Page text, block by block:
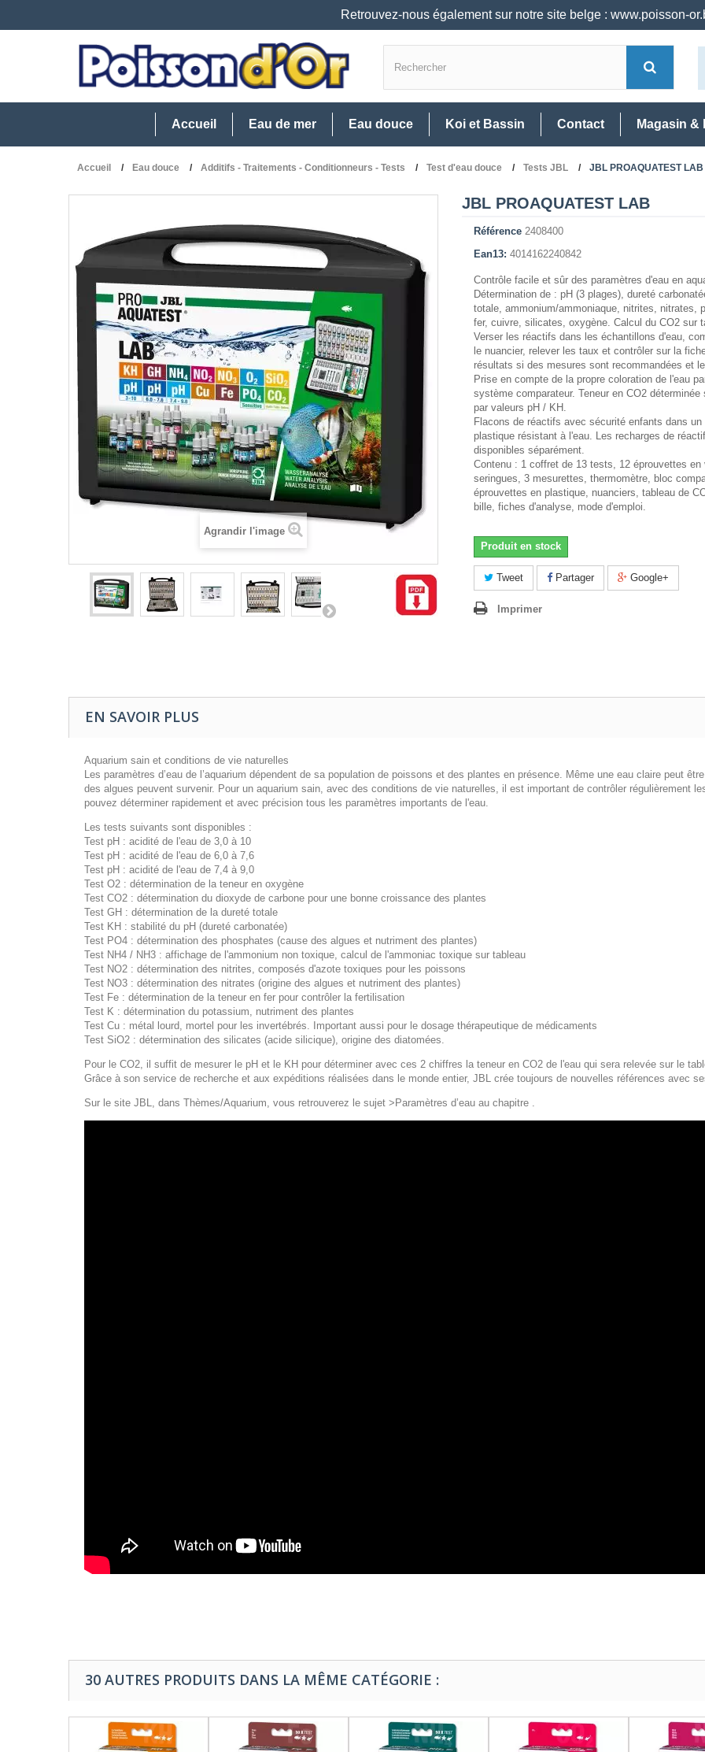
Retrouvez-nous également sur notre site belge : www.poisson-
Accueil Eau de mer Eau douce Koi et Bassin Contact Magasin &
Accueil Eau douce Additifs - Traitements - Conditionneurs - Tests Test d'eau douce Tests JBL JBL PROAQUATEST LAB
Agrandir l'image
JBL PROAQUATEST LAB
Référence 2408400
Ean13: 4014162240842
Contrôle facile et sûr des paramètres d'eau en
Détermination de : pH (3 plages), dureté
totale, ammonium/ammoniaque, nitrites, nitrates,
fer, cuivre, silicates, oxygène. Calcul du CO2 sur
Verser les réactifs dans les échantillons d'eau,
le nuancier, relever les taux et contrôler sur la
résultats si des mesures sont recommandées et
Prise en compte de la propre coloration de l'eau
système comparateur. Teneur en CO2 déterminée
par valeurs pH / KH.
Flacons de réactifs avec sécurité enfants dans
plastique résistant à l'eau. Les recharges de
disponibles séparément.
Contenu : 1 coffret de 13 tests, 12 éprouvettes en
seringues, 3 mesurettes, thermomètre, bloc
éprouvettes en plastique, nuanciers, tableau de
bille, fiches d'analyse, mode d'emploi.
Produit en stock
Tweet Partager Google+
Imprimer
EN SAVOIR PLUS
Aquarium sain et conditions de vie naturelles
Les paramètres d’eau de l’aquarium dépendent de sa population de poissons et des plantes en présence. Même une eau claire peut
des algues peuvent survenir. Pour un aquarium sain, avec des conditions de vie naturelles, il est important de contrôler régulièrement
pouvez déterminer rapidement et avec précision tous les paramètres importants de l'eau.
Les tests suivants sont disponibles :
Test pH : acidité de l'eau de 3,0 à 10
Test pH : acidité de l'eau de 6,0 à 7,6
Test pH : acidité de l'eau de 7,4 à 9,0
Test O2 : détermination de la teneur en oxygène
Test CO2 : détermination du dioxyde de carbone pour une bonne croissance des plantes
Test GH : détermination de la dureté totale
Test KH : stabilité du pH (dureté carbonatée)
Test PO4 : détermination des phosphates (cause des algues et nutriment des plantes)
Test NH4 / NH3 : affichage de l'ammonium non toxique, calcul de l'ammoniac toxique sur tableau
Test NO2 : détermination des nitrites, composés d'azote toxiques pour les poissons
Test NO3 : détermination des nitrates (origine des algues et nutriment des plantes)
Test Fe : détermination de la teneur en fer pour contrôler la fertilisation
Test K : détermination du potassium, nutriment des plantes
Test Cu : métal lourd, mortel pour les invertébrés. Important aussi pour le dosage thérapeutique de médicaments
Test SiO2 : détermination des silicates (acide silicique), origine des diatomées.
Pour le CO2, il suffit de mesurer le pH et le KH pour déterminer avec ces 2 chiffres la teneur en CO2 de l'eau qui sera relevée sur le
Grâce à son service de recherche et aux expéditions réalisées dans le monde entier, JBL crée toujours de nouvelles références avec
Sur le site JBL, dans Thèmes/Aquarium, vous retrouverez le sujet >Paramètres d’eau au chapitre .
30 AUTRES PRODUITS DANS LA MÊME CATÉGORIE :